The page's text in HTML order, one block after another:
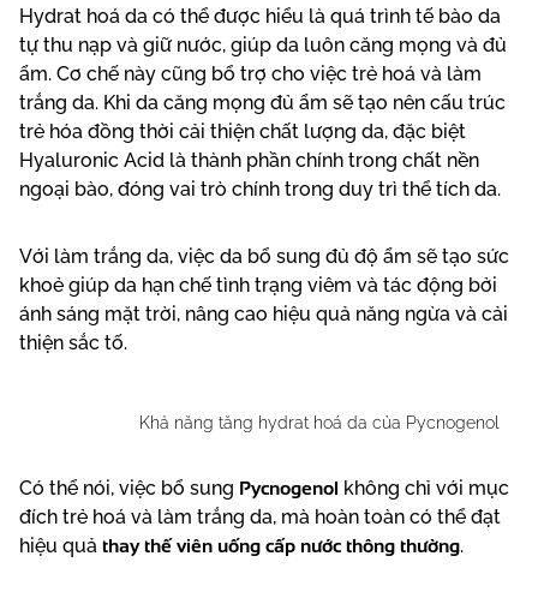
Hydrat hoá da có thể được hiểu là quá trình tế bào da
tự thu nạp và giữ nước, giúp da luôn căng mọng và đủ
ẩm. Cơ chế này cũng bổ trợ cho việc trẻ hoá và làm
trắng da. Khi da căng mọng đủ ẩm sẽ tạo nên cấu trúc
trẻ hóa đồng thời cải thiện chất lượng da, đặc biệt
Hyaluronic Acid là thành phần chính trong chất nền
ngoại bào, đóng vai trò chính trong duy trì thể tích da.
Với làm trắng da, việc da bổ sung đủ độ ẩm sẽ tạo sức
khoẻ giúp da hạn chế tình trạng viêm và tác động bởi
ánh sáng mặt trời, nâng cao hiệu quả năng ngừa và cải
thiện sắc tố.
Khả năng tăng hydrat hoá da của Pycnogenol
Có thể nói, việc bổ sung Pycnogenol không chỉ với mục
đích trẻ hoá và làm trắng da, mà hoàn toàn có thể đạt
hiệu quả thay thế viên uống cấp nước thông thường.